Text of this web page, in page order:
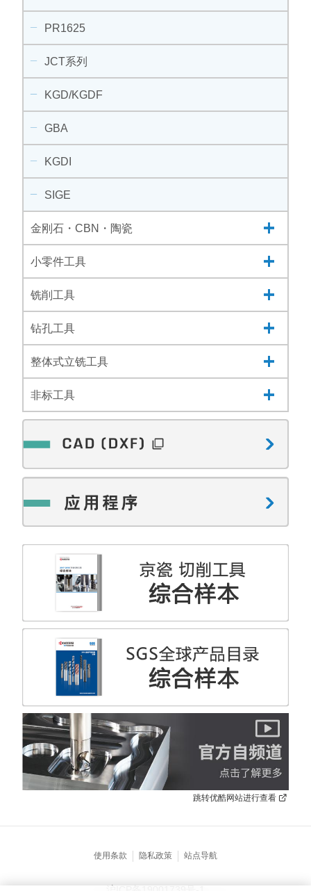
PR1625
JCT系列
KGD/KGDF
GBA
KGDI
SIGE
金刚石・CBN・陶瓷
小零件工具
铣削工具
钻孔工具
整体式立铣工具
非标工具
跳转优酷网站进行查看
使用条款 隐私政策 站点导航